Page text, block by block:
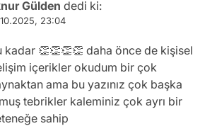
Gülden dedi ki:
23:04
kadar 👏👏👏👏 daha önce de kişisel
içerikler okudum bir çok
ama bu yazınız çok başka
tebrikler kaleminiz çok ayrı bir
sahip